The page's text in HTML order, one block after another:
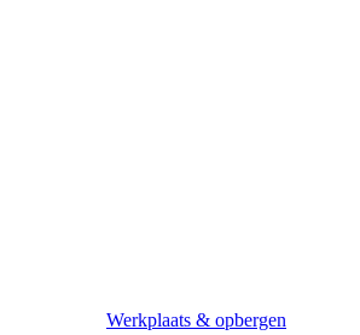
Werkplaats & opbergen